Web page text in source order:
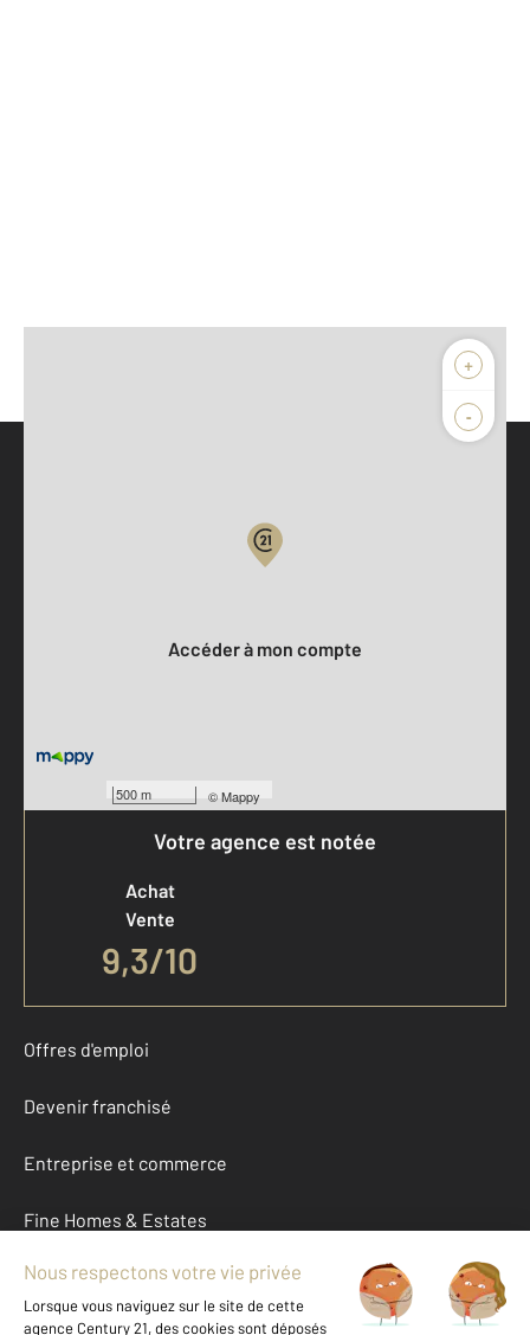
+
-
500 m ©Mappy
Accéder à mon compte
Votre agence est notée
Achat
Vente
9,3/10
Offres d'emploi
Devenir franchisé
Entreprise et commerce
Fine Homes & Estates
À propos